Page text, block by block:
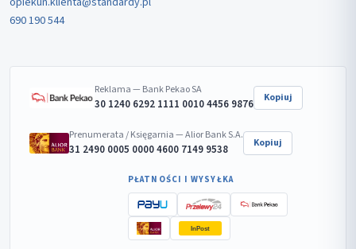
690 190 544
Reklama — Bank Pekao SA
30 1240 6292 1111 0010 4456 9876 Kopiuj
Prenumerata / Księgarnia — Alior Bank S.A.
31 2490 0005 0000 4600 7149 9538 Kopiuj
PŁATNOŚCI I WYSYŁKA
InPost